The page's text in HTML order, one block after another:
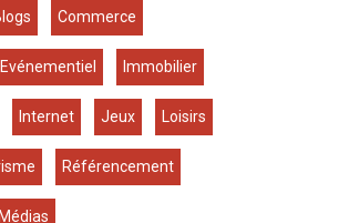
Blogs Commerce
Evénementiel Immobilier
Internet Jeux Loisirs
Référencement
Médias